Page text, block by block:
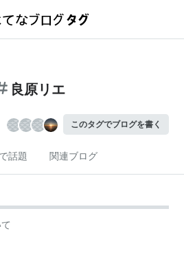
良原リエ
このタグでブログを書く
話題 関連ブログ